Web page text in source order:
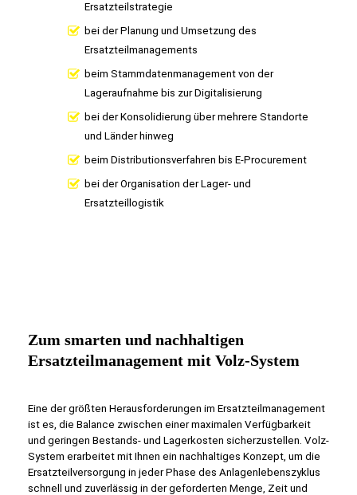
Ersatzteilstrategie
bei der Planung und Umsetzung des
Ersatzteilmanagements
beim Stammdatenmanagement von der
Lageraufnahme bis zur Digitalisierung
bei der Konsolidierung über mehrere Standorte
und Länder hinweg
beim Distributionsverfahren bis E-Procurement
bei der Organisation der Lager- und
Ersatzteillogistik
Zum smarten und nachhaltigen
Ersatzteilmanagement mit Volz-System
Eine der größten Herausforderungen im Ersatzteilmanagement
ist es, die Balance zwischen einer maximalen Verfügbarkeit
und geringen Bestands- und Lagerkosten sicherzustellen. Volz-
System erarbeitet mit Ihnen ein nachhaltiges Konzept, um die
Ersatzteilversorgung in jeder Phase des Anlagenlebenszyklus
schnell und zuverlässig in der geforderten Menge, Zeit und